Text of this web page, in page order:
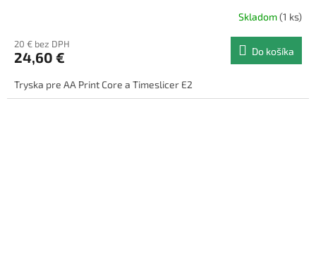
Skladom(1 ks)
20 € bez DPH
24,60 € Do košíka
Tryska pre AA Print Core a Timeslicer E2